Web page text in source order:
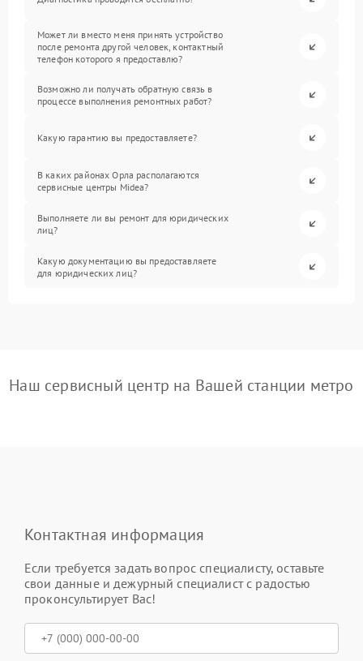
Может ли вместо меня принять устройство
после ремонта другой человек, контактный
телефон которого я предоставлю?
Возможно ли получать обратную связь в
процессе выполнения ремонтных работ?
Какую гарантию вы предоставляете?
В каких районах Орла располагаются
сервисные центры Midea?
Выполняете ли вы ремонт для юридических
лиц?
Какую документацию вы предоставляете
для юридических лиц?
Наш сервисный центр на Вашей станции метро
Контактная информация
Если требуется задать вопрос специалисту, оставьте
свои данные и дежурный специалист с радостью
проконсультирует Вас!